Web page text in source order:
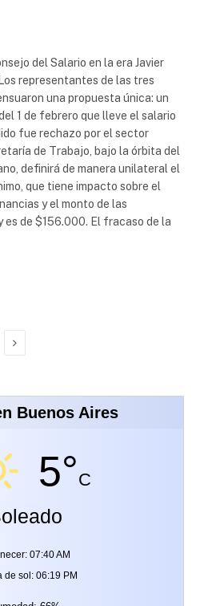
del Salario en la era Javier
representantes de las tres
una propuesta única: un
1 de febrero que lleve el salario
fue rechazo por el sector
de Trabajo, bajo la órbita del
definirá de manera unilateral el
que tiene impacto sobre el
y el monto de las
es de $156.000. El fracaso de la
Siguiente
Buenos Aires
5°C
07:40 AM
de sol: 06:19 PM